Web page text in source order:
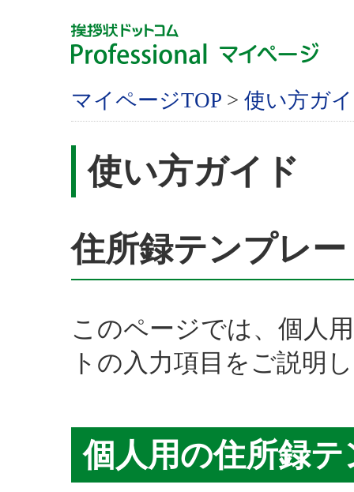
マイページTOP > 使い方ガ
使い方ガイド
住所録テンプレ
このページでは、個人
トの入力項目をご説明
個人用の住所録